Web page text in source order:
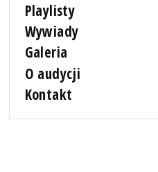
Playlisty
Wywiady
Galeria
O audycji
Kontakt